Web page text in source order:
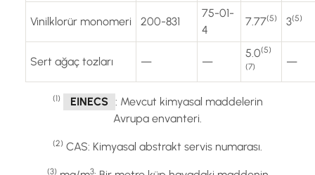
Vinilklorür monomeri 200-831
75-01-
4
7.77(5) 3(5)
Sert ağaç tozları — —
5.0(5)
(7)
—
(1) EINECS : Mevcut kimyasal maddelerin
Avrupa envanteri.
(2) CAS: Kimyasal abstrakt servis numarası.
(3) 3